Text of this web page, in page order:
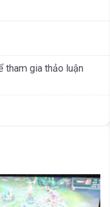
tham gia thảo luận